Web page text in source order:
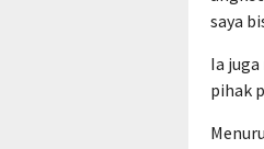
saya
Ia
pihak